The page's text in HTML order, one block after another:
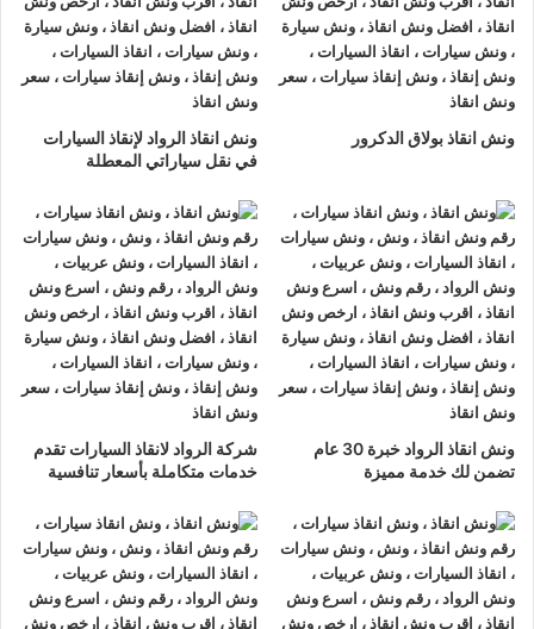
ونش انقاذ الروادلدينا دائماونش انقاذ سيارات في برج العرب
لسحب و إنقاذ سيارتك وأخذك الي اقرب مركز صيانة أو وكيل معتمد
، أتصل بنا الان ولا تتردد
ونش انقاذ الرواد هو
برج العرب, نحن نعمل على مدار الساعة ، اتصل الان
–
01120018852
انقاذ سيارات
سريع و مجهز بأحدث المعدات وأحدث وسائل الأمان
والراحة.
ونش انقاذ سيارات برج العرب
ما يميزنا عن غيرنا انفرادنا بتقديم خدماتنا باحترافية عالية ونعمل منذ
عام 2002 على الطرق السريعة بكافة انحاء جمهورية مصر العربية
لبناء جسور من الثقة المتبادلة بين الشركة وعملائها و انقاذ و
السياراتالمعطلة و سحب السياراتمن الحوادث.
اسرعونش انقاذ سياراتفي برج
العرب
ونش انقاذ سيارات برج العرب لدينا ونش انقاذ سياراتمزود بمعدات
ونش انقاذ بولاق الدكرور
ونش انقاذ الرواد لإنقاذ السيارات
في نقل سياراتي المعطلة
ونش انقاذ الرواد خبرة 30 عام
تضمن لك خدمة مميزة
شركة الرواد لانقاذ السيارات تقدم
خدمات متكاملة بأسعار تنافسية